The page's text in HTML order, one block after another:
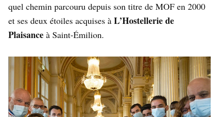
quel chemin parcouru depuis son titre de MOF en 2000
et ses deux étoiles acquises à L’Hostellerie de
Plaisance à Saint-Émilion.